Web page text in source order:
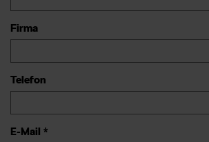
Firma
Telefon
E-Mail *